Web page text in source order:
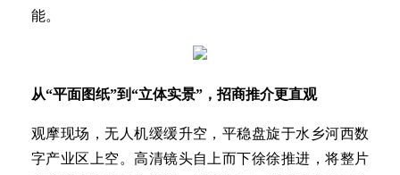
能。
从“平面图纸”到“立体实景”，招商推介更直观
观摩现场，无人机缓缓升空，平稳盘旋于水乡河西数
字产业区上空。高清镜头自上而下徐徐推进，将整片